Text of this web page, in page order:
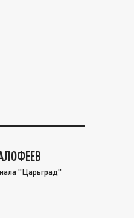
"Царьград"